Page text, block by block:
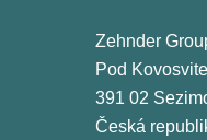
Zehnder
Pod
391 02
Česká